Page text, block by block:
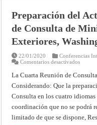
–
1954)
Preparación del
de Consulta de
Exteriores,
22/01/2020
Conferencias
Comentarios desactivadosen
del
Acta
Final
(Cuarta
de
de
La Cuarta Reunión de
Considerando: Que la
Consulta en los cuatro
coordinación que no se podrá
limitado de que se dispone,